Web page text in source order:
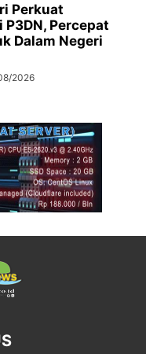
Perkuat
Percepat
Dalam Negeri
2026